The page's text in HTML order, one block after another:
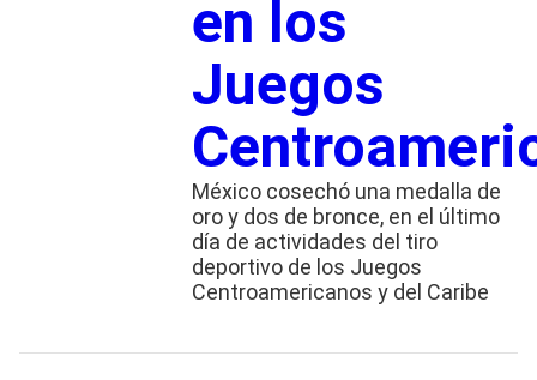
en los
Juegos
México cosechó una medalla de
oro y dos de bronce, en el último
día de actividades del tiro
deportivo de los Juegos
Centroamericanos y del Caribe